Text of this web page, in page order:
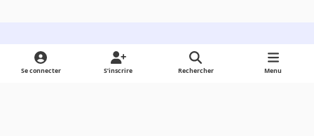
Light ModeDark ModeSystem Preference
Se connecter S’inscrire Rechercher Menu